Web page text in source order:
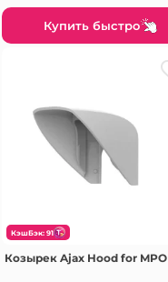
Купить быстро
КэшБэк: 91
Козырек Ajax Hood for MPO